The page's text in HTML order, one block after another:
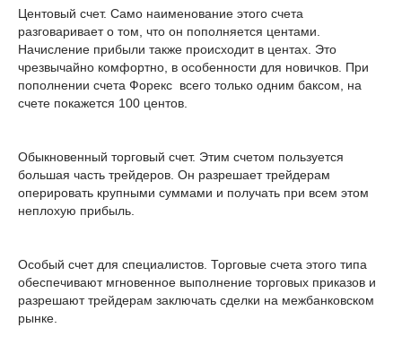
Центовый счет. Само наименование этого счета
разговаривает о том, что он пополняется центами.
Начисление прибыли также происходит в центах. Это
чрезвычайно комфортно, в особенности для новичков. При
пополнении счета Форекс всего только одним баксом, на
счете покажется 100 центов.
Обыкновенный торговый счет. Этим счетом пользуется
большая часть трейдеров. Он разрешает трейдерам
оперировать крупными суммами и получать при всем этом
неплохую прибыль.
Особый счет для специалистов. Торговые счета этого типа
обеспечивают мгновенное выполнение торговых приказов и
разрешают трейдерам заключать сделки на межбанковском
рынке.